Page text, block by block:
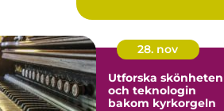
28. nov
Utforska skönheten
och teknologin
bakom kyrkorgeln